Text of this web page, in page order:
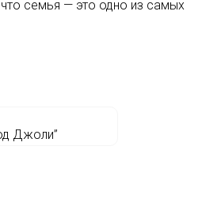
что семья — это одно из самых
Джоли”